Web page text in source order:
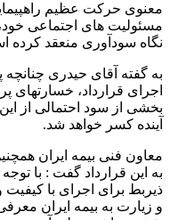
معنوی حرکت عظیم
مسئولیت های اجتماعی خود،
نگاه سودآوری منعقد کرده
به گفته آقای حیدری
اجرای قرارداد، خسارتهای
بخشی از سود احتمالی از
آینده کسر خواهد شد.
معاون فنی بیمه ایران
به این قرارداد گفت : با
ذیربط برای اجرای با
و زیارت به بیمه ایران